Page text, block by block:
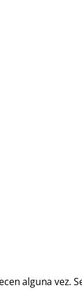
alguna vez.